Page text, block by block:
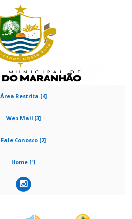
Área Restrita [4]
Web Mail [3]
Fale Conosco [2]
Home [1]